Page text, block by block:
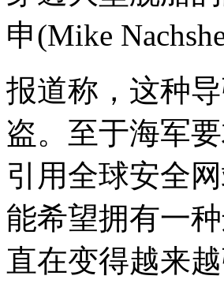
申(Mike
报道称，这种
盗。至于海军
引用全球安全
能希望拥有一
直在变得越来